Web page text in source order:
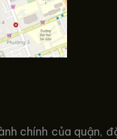
chính của quận,